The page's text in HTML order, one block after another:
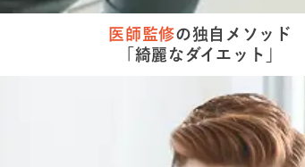
医師監修の独自メソッド
「綺麗なダイエット」